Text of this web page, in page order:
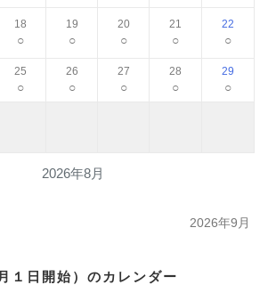
2026年8月
18
○
19
○
20
○
21
○
22
○
25
○
26
○
27
○
28
○
29
○
2026年9月
１日開始）のカレンダー